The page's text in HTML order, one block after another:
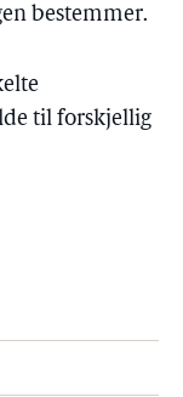
bestemmer.
til forskjellig